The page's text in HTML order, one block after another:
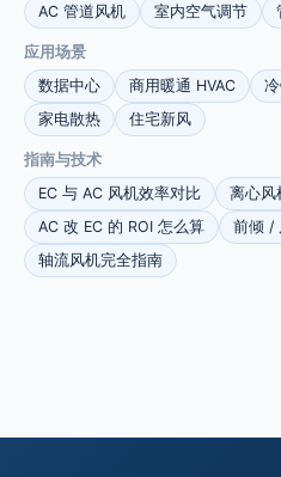
AC 管道风机
室内空气调节
应用场景
数据中心
商用暖通 HVAC
家电散热
住宅新风
指南与技术
EC 与 AC 风机效率对比
离心风
AC 改 EC 的 ROI 怎么算
前倾 /
轴流风机完全指南